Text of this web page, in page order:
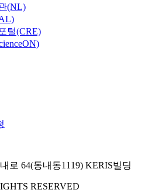
(NL)
털(CRE)
로 64(동내동1119) KERIS빌딩
RESERVED